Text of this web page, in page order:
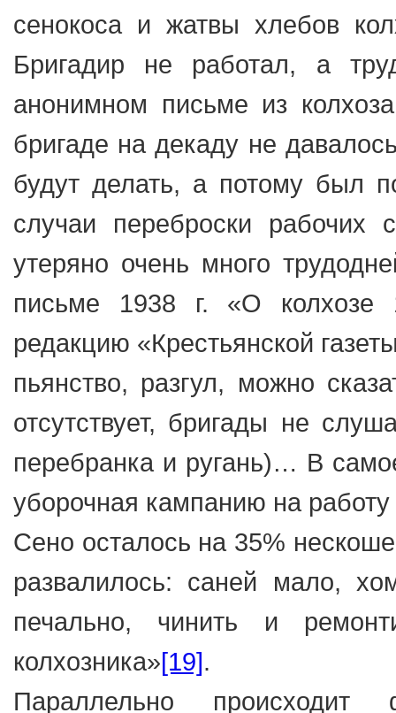
сенокоса и жатвы хлебов
Бригадир не работал, а
анонимном письме из
бригаде на декаду не
будут делать, а потому был
случаи переброски
утеряно очень много
письме 1938 г. «О колхозе
редакцию «Крестьянской
пьянство, разгул, можно
отсутствует, бригады не
перебранка и ругань)… В
уборочная кампанию на
Сено осталось на 35%
развалилось: саней мало,
печально, чинить и
колхозника»[19].
Параллельно происходит